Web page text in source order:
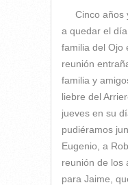
Cinco años
a quedar el
familia del Ojo
reunión
familia y
liebre del
jueves en su
pudiéramos
Eugenio, a
reunión de los
para Jaime,